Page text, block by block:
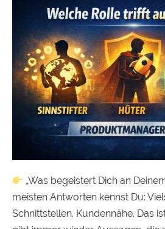
„Was begeistert Dich an
meisten Antworten kennst Du:
Schnittstellen. Kundennähe. Das